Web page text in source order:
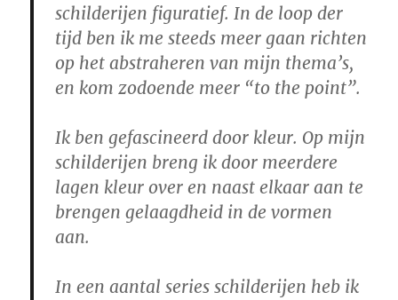
schilderijen figuratief. In de loop der
tijd ben ik me steeds meer gaan richten
op het abstraheren van mijn thema’s,
en kom zodoende meer “to the point”.
Ik ben gefascineerd door kleur. Op mijn
schilderijen breng ik door meerdere
lagen kleur over en naast elkaar aan te
brengen gelaagdheid in de vormen
aan.
In een aantal series schilderijen heb ik